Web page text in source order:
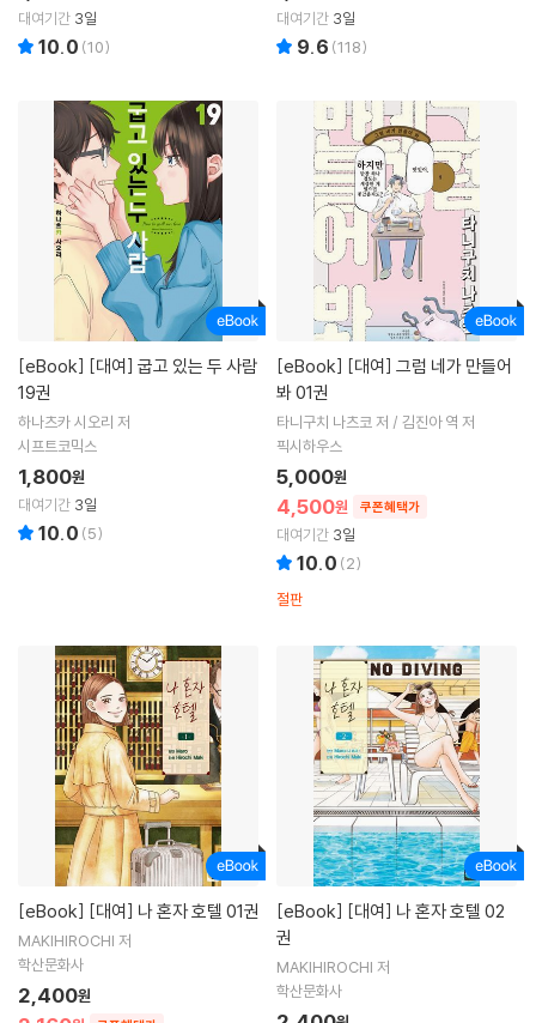
대여기간 3일
10.0 (10)
대여기간 3일
9.6 (118)
[eBook]
19권
하나츠카 시오리 저
시프트코믹스
1,800원
대여기간 3일
10.0 (5)
[eBook]
봐 01권
타니구치 나츠코 저 / 김진아 역 저
픽시하우스
4,500원 쿠폰혜택가
5,000원
대여기간 3일
10.0 (2)
절판
[eBook] [대여] 나 혼자 호텔 01권
MAKIHIROCHI 저
학산문화사
2,400원
[eBook]
권
MAKIHIROCHI 저
학산문화사